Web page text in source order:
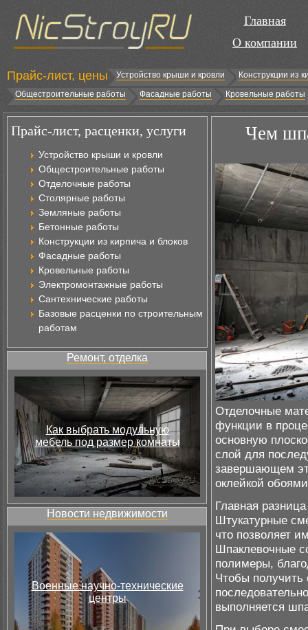
Главная
О компании
Прайс-лист, цены Устройство крыши и кровли
Конструкции из
Общестроительные работы
Фасадные работы Кровельные работы
Прайс-лист, расценки, услуги
Устройство крыши и кровли
Общестроительные работы
Отделочные работы
Столярные работы
Земляные работы
Бетонные работы
Конструкции из кирпича и блоков
Фасадные работы
Кровельные работы
Электромонтажные работы
Сантехнические работы
Базовые расценки по строительным
работам
Ремонт, отделка
Как выбрать модульную
мебель под размер комнаты
Новости недвижимости
Военные научно-технические
центры
Чем
Отделочные
функции в
основную
слой для
завершающем
оклейкой
Главная
Штукатурные
что позволяет
Шпаклевочные
полимеры,
Чтобы получить
выполняется